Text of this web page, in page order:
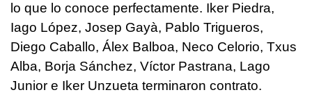
lo que lo conoce perfectamente. Iker Piedra,
Iago López, Josep Gayà, Pablo Trigueros,
Diego Caballo, Álex Balboa, Neco Celorio, Txus
Alba, Borja Sánchez, Víctor Pastrana, Lago
Junior e Iker Unzueta terminaron contrato.